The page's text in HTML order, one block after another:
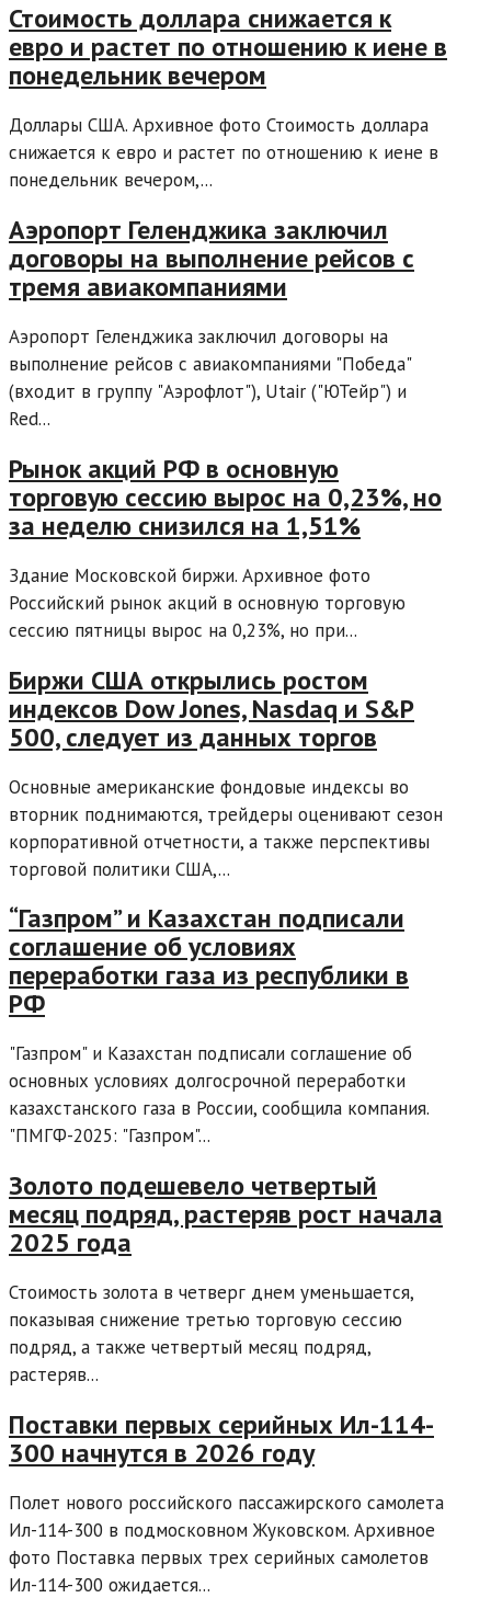
Стоимость доллара снижается к
евро и растет по отношению к иене в
понедельник вечером
Доллары США. Архивное фото Стоимость доллара
снижается к евро и растет по отношению к иене в
понедельник вечером,...
Аэропорт Геленджика заключил
договоры на выполнение рейсов с
тремя авиакомпаниями
Аэропорт Геленджика заключил договоры на
выполнение рейсов с авиакомпаниями "Победа"
(входит в группу "Аэрофлот"), Utair ("ЮТейр") и
Red...
Рынок акций РФ в основную
торговую сессию вырос на 0,23%, но
за неделю снизился на 1,51%
Здание Московской биржи. Архивное фото
Российский рынок акций в основную торговую
сессию пятницы вырос на 0,23%, но при...
Биржи США открылись ростом
индексов Dow Jones, Nasdaq и S&P
500, следует из данных торгов
Основные американские фондовые индексы во
вторник поднимаются, трейдеры оценивают сезон
корпоративной отчетности, а также перспективы
торговой политики США,...
“Газпром” и Казахстан подписали
соглашение об условиях
переработки газа из республики в
РФ
"Газпром" и Казахстан подписали соглашение об
основных условиях долгосрочной переработки
казахстанского газа в России, сообщила компания.
"ПМГФ-2025: "Газпром"...
Золото подешевело четвертый
месяц подряд, растеряв рост начала
2025 года
Стоимость золота в четверг днем уменьшается,
показывая снижение третью торговую сессию
подряд, а также четвертый месяц подряд,
растеряв...
Поставки первых серийных Ил-114-
300 начнутся в 2026 году
Полет нового российского пассажирского самолета
Ил-114-300 в подмосковном Жуковском. Архивное
фото Поставка первых трех серийных самолетов
Ил-114-300 ожидается...